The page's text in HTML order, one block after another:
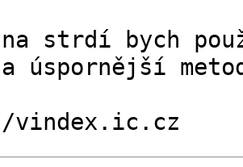
na strdí bych
úspornější